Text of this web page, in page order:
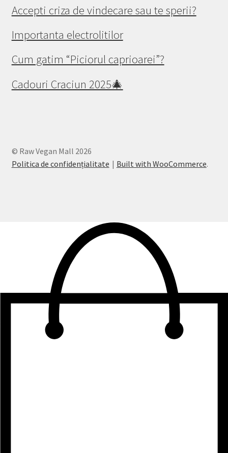
Accepti criza de vindecare sau te sperii?
Importanta electrolitilor
Cum gatim “Piciorul caprioarei”?
Cadouri Craciun 2025🎄
© Raw Vegan Mall 2026
Politica de confidențialitate
Built with WooCommerce.